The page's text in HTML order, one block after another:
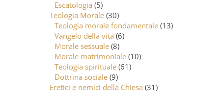
Escatologia (5)
Teologia Morale (30)
Teologia morale fondamentale (13)
Vangelo della vita (6)
Morale sessuale (8)
Morale matrimoniale (10)
Teologia spirituale (61)
Dottrina sociale (9)
Eretici e nemici della Chiesa (31)